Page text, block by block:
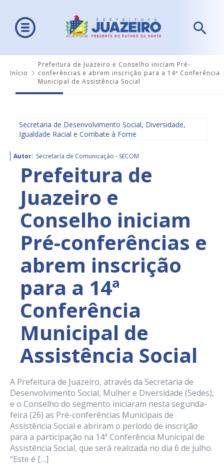
Início
Prefeitura de Juazeiro e Conselho iniciam Pré-
conferências e abrem inscrição para a 14ª Conferência
Municipal de Assistência Social
Secretaria de Desenvolvimento Social, Diversidade,
Igualdade Racial e Combate à Fome
Autor: Secretaria de Comunicação - SECOM
Prefeitura de
Juazeiro e
Conselho iniciam
Pré-conferências e
abrem inscrição
para a 14ª
Conferência
Municipal de
Assistência Social
A Prefeitura de Juazeiro, através da Secretaria de
Desenvolvimento Social, Mulher e Diversidade (Sedes),
e o Conselho do segmento iniciaram nesta segunda-
feira (26) as Pré-conferências Municipais de
Assistência Social e abriram o período de inscrição
para a participação na 14ª Conferência Municipal de
Assistência Social, que será realizada no dia 6 de julho.
“Este é […]